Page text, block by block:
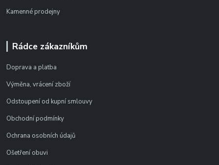
Kamenné prodejny
Rádce zákazníkům
Doprava a platba
Výměna, vrácení zboží
Odstoupení od kupní smlouvy
Obchodní podmínky
Ochrana osobních údajů
Ošetření obuvi